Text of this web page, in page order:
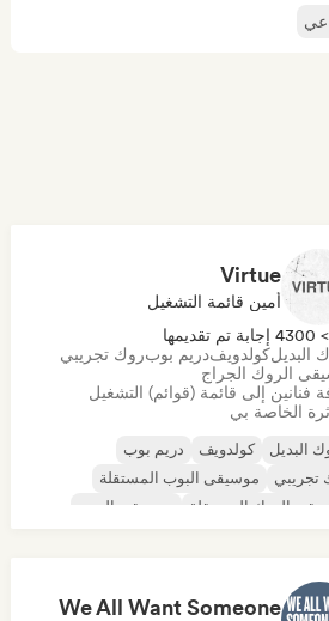
Virtue
أمين قائمة التشغيل
> 4300 إجابة تم تقديمها
البديلكولدويفدريم بوبروك تجريبي
الروك الجراج
فنانين إلى قائمة (قوائم) التشغيل
الخاصة بي
البديل كولدويف
دريم بوب
تجريبي
موسيقى البوب المستقلة
الروك المستقلة
موسيقى البوب
We All Want Someone